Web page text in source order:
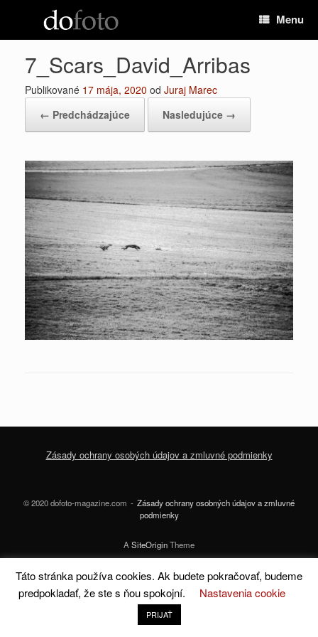
Menu
7_Scars_David_Arribas
Publikované 17 mája, 2020 od Juraj Marec
← Predchádzajúce
Nasledujúce →
Zásady ochrany osobých údajov a zmluvné podmienky
© 2020 dofoto-magazine.com
Zásady ochrany osobných údajov a zmluvné
podmienky
A SiteOriginTheme
Táto stránka používa cookies. Ak budete pokračovať, budeme
predpokladať, že ste s ňou spokojní.
Nastavenia cookie
PRIJAŤ